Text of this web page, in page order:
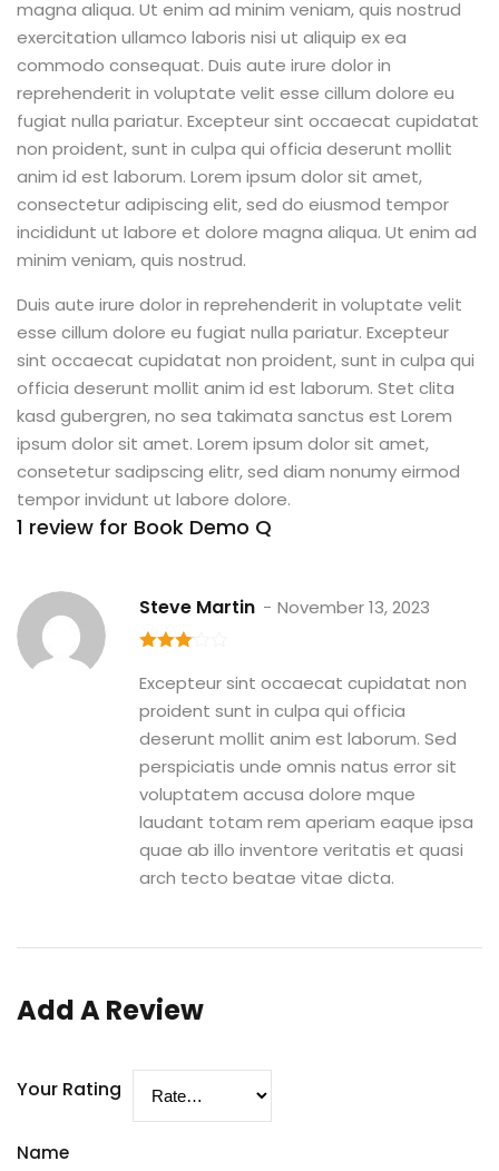
magna aliqua. Ut enim ad minim veniam, quis nostrud
exercitation ullamco laboris nisi ut aliquip ex ea
commodo consequat. Duis aute irure dolor in
reprehenderit in voluptate velit esse cillum dolore eu
fugiat nulla pariatur. Excepteur sint occaecat cupidatat
non proident, sunt in culpa qui officia deserunt mollit
anim id est laborum. Lorem ipsum dolor sit amet,
consectetur adipiscing elit, sed do eiusmod tempor
incididunt ut labore et dolore magna aliqua. Ut enim ad
minim veniam, quis nostrud.
Duis aute irure dolor in reprehenderit in voluptate velit
esse cillum dolore eu fugiat nulla pariatur. Excepteur
sint occaecat cupidatat non proident, sunt in culpa qui
officia deserunt mollit anim id est laborum. Stet clita
kasd gubergren, no sea takimata sanctus est Lorem
ipsum dolor sit amet. Lorem ipsum dolor sit amet,
consetetur sadipscing elitr, sed diam nonumy eirmod
tempor invidunt ut labore dolore.
1 review for Book Demo Q
Steve Martin November 13, 2023
of 5
Excepteur sint occaecat cupidatat non
proident sunt in culpa qui officia
deserunt mollit anim est laborum. Sed
perspiciatis unde omnis natus error sit
voluptatem accusa dolore mque
laudant totam rem aperiam eaque ipsa
quae ab illo inventore veritatis et quasi
arch tecto beatae vitae dicta.
Add A Review
Your Rating
Name